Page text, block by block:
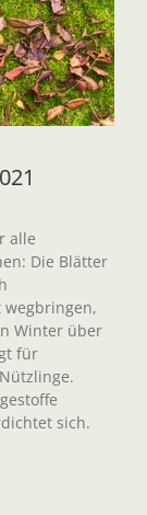
alle
Die Blätter
Winter über
für
sich.